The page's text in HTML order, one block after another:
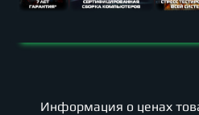
Информация о ценах